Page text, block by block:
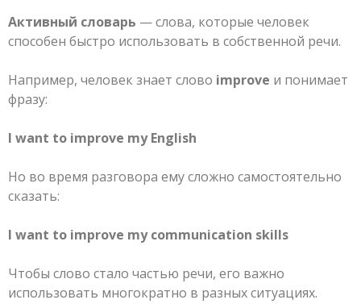
Активный словарь — слова, которые человек
способен быстро использовать в собственной речи.
Например, человек знает слово improve и понимает
фразу:
I want to improve my English
Но во время разговора ему сложно самостоятельно
сказать:
I want to improve my communication skills
Чтобы слово стало частью речи, его важно
использовать многократно в разных ситуациях.